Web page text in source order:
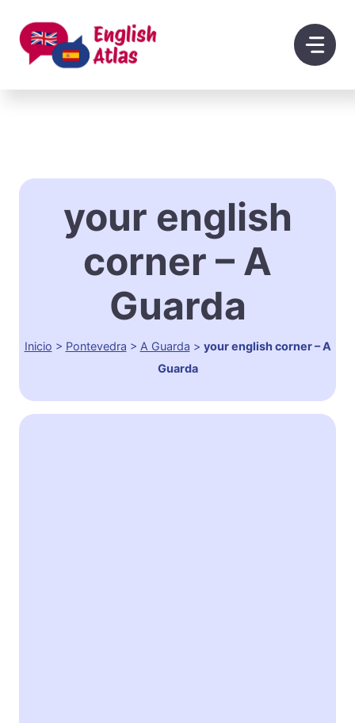
contenido
your english
corner – A
Guarda
Inicio > Pontevedra > A Guarda > your english corner – A
Guarda